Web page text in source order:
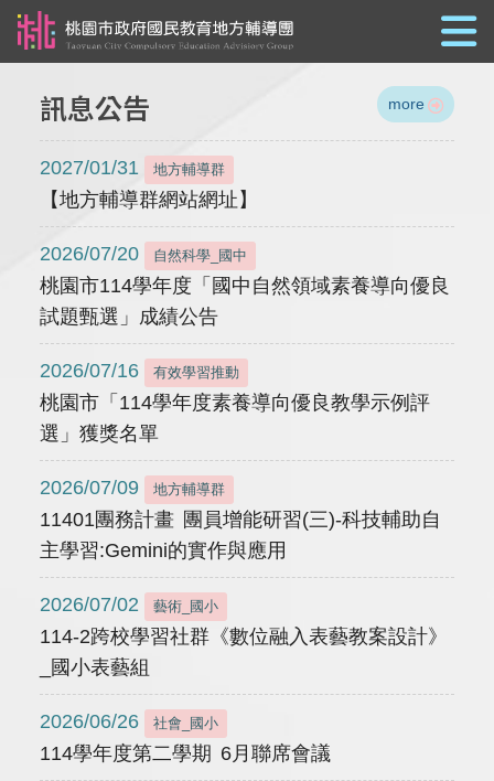
訊息公告 more
2027/01/31 地方輔導群
【地方輔導群網站網址】
2026/07/20 自然科學_國中
桃園市114學年度「國中自然領域素養導向優良
試題甄選」成績公告
2026/07/16 有效學習推動
桃園市「114學年度素養導向優良教學示例評
選」獲獎名單
2026/07/09 地方輔導群
11401團務計畫 團員增能研習(三)-科技輔助自
主學習:Gemini的實作與應用
2026/07/02 藝術_國小
114-2跨校學習社群《數位融入表藝教案設計》
_國小表藝組
2026/06/26 社會_國小
114學年度第二學期 6月聯席會議